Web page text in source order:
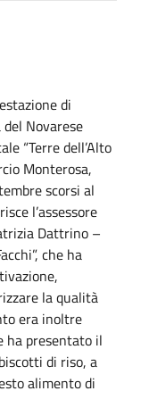
di
Novarese
“Terre dell’Alto
Monterosa,
scorsi al
l’assessore
Dattrino –
che ha
la qualità
era inoltre
ha presentato il
di riso, a
alimento di